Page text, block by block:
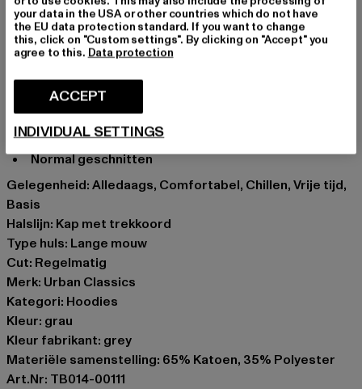
Capuchon met trekkoord
Opgezette kangoeroezak
Ribgebreide arm- en heupmanchetten zorgen voor
een stevige grip zonder wegglijden
Comfortabele materiaalmix biedt uitstekend
draagcomfort
Zacht geborstelde binnenkant voor extra
bescherming en warmte
Normal geschnitten
Gelegenheid: Alledaags, Comfortabel, Chillen, Vrije tijd,
Basis
Halslijn: Kap met trekkoord
Type huls: Lange mouw
Cut: Regelmatig
Merk: Urban Classics
Kategori: Hoodies
Kleur: grau
Kleur fabrikant: grey
Materiële samenstelling: 65% Katoen, 35% Polyester
Art.Nr: TB014-00111
your data in the USA or other countries which do not have
the EU data protection standard. If you want to change
this, click on "Custom settings". By clicking on "Accept" you
agree to this. Data protection
ACCEPT
INDIVIDUAL SETTINGS